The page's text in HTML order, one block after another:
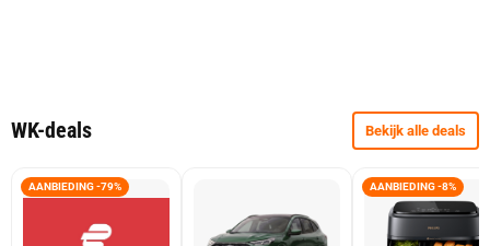
WK-deals Bekijk alle deals
AANBIEDING -79% AANBIEDING -8%